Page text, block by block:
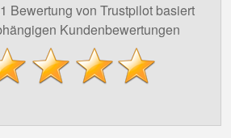
Bewertung von Trustpilot basiert
Kundenbewertungen